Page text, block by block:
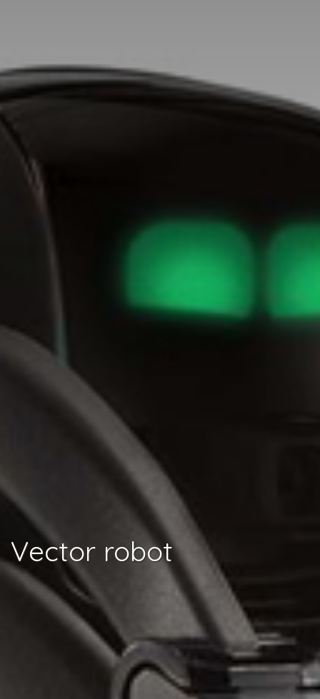
Vector robot